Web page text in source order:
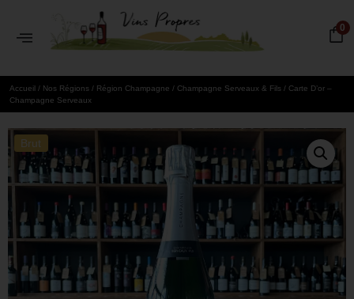
0
Accueil / Nos Régions / Région Champagne / Champagne Serveaux & Fils / Carte D’or –
Champagne Serveaux
Brut